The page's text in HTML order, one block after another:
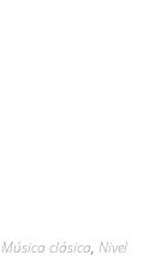
Música clásica, Nivel